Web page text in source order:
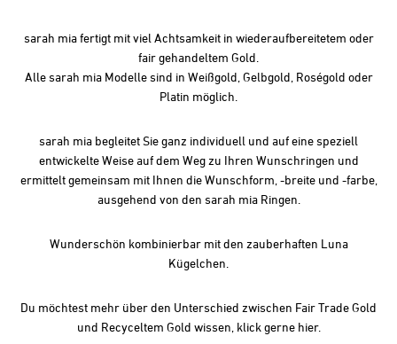
sarah mia fertigt mit viel Achtsamkeit in wiederaufbereitetem oder
fair gehandeltem Gold.
Alle sarah mia Modelle sind in Weißgold, Gelbgold, Roségold oder
Platin möglich.
sarah mia begleitet Sie ganz individuell und auf eine speziell
entwickelte Weise auf dem Weg zu Ihren Wunschringen und
ermittelt gemeinsam mit Ihnen die Wunschform, -breite und -farbe,
ausgehend von den sarah mia Ringen.
Wunderschön kombinierbar mit den zauberhaften Luna
Kügelchen
Du möchtest mehr über den Unterschied zwischen Fair Trade Gold
und Recyceltem Gold wissen, klick gernehier.